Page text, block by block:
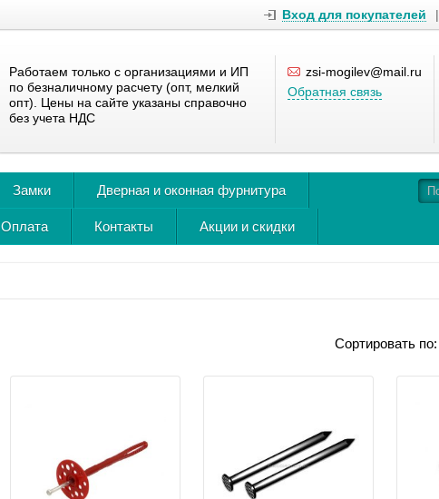
Вход для покупателей |
Работаем только с организациями и ИП
по безналичному расчету (опт, мелкий
опт). Цены на сайте указаны справочно
без учета НДС
zsi-mogilev@mail.ru
Обратная связь
Замки Дверная и оконная фурнитура
Оплата Контакты Акции и скидки
Сортировать по: